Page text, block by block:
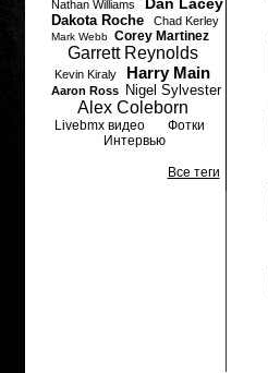
Nathan Williams
Dakota Roche Chad Kerley
Mark Webb Corey Martinez
Garrett Reynolds
Kevin Kiraly Harry Main
Aaron Ross Nigel Sylvester
Alex Coleborn
Livebmx видео
Фотки
Интервью
Все теги